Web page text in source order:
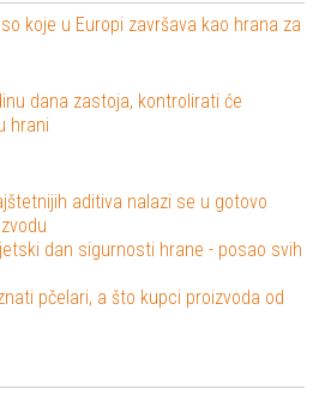
koje u Europi završava kao hrana za
dana zastoja, kontrolirati će
hrani
aditiva nalazi se u gotovo
dan sigurnosti hrane - posao svih
pčelari, a što kupci proizvoda od